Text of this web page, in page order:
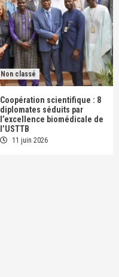
Non classé
Coopération scientifique : 8
diplomates séduits par
l’excellence biomédicale de
l’USTTB
11 juin 2026